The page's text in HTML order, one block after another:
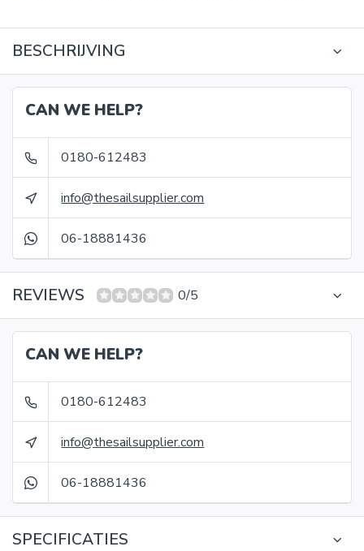
BESCHRIJVING
CAN WE HELP?
0180-612483
info@thesailsupplier.com
06-18881436
REVIEWS 0/5
CAN WE HELP?
0180-612483
info@thesailsupplier.com
06-18881436
SPECIFICATIES